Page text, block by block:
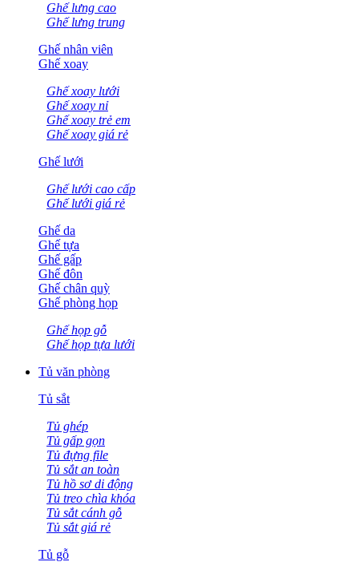
Ghế lưng cao
Ghế lưng trung
Ghế nhân viên
Ghế xoay
Ghế xoay lưới
Ghế xoay nỉ
Ghế xoay trẻ em
Ghế xoay giá rẻ
Ghế lưới
Ghế lưới cao cấp
Ghế lưới giá rẻ
Ghế da
Ghế tựa
Ghế gấp
Ghế đôn
Ghế chân quỳ
Ghế phòng họp
Ghế họp gỗ
Ghế họp tựa lưới
Tủ văn phòng
Tủ sắt
Tủ ghép
Tủ gấp gọn
Tủ đựng file
Tủ sắt an toàn
Tủ hồ sơ di động
Tủ treo chìa khóa
Tủ sắt cánh gỗ
Tủ sắt giá rẻ
Tủ gỗ